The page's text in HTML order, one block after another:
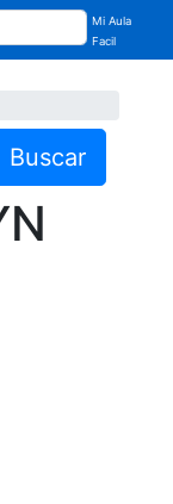
Mi Aula
Facil
Buscar